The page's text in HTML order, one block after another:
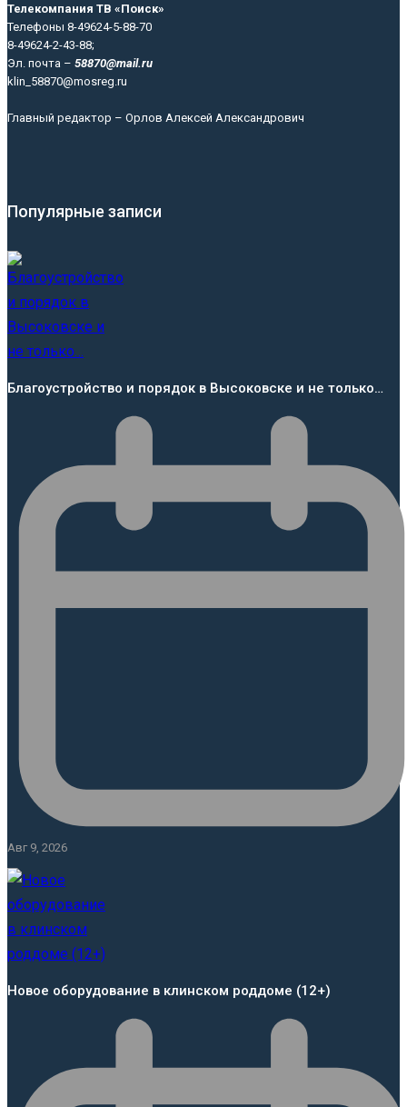
Телекомпания ТВ «Поиск»
Телефоны 8-49624-5-88-70
8-49624-2-43-88;
Эл. почта – 58870@mail.ru
klin_58870@mosreg.ru
Главный редактор – Орлов Алексей Александрович
Популярные записи
Благоустройство и порядок в Высоковске и не только…
Авг 9, 2026
Новое оборудование в клинском роддоме (12+)